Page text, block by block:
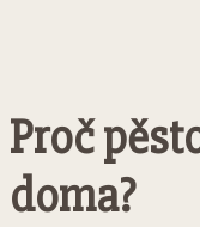
Proč
doma?